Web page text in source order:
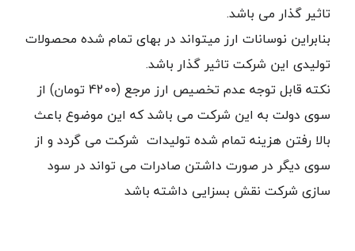
تاثیر گذار می باشد.
بنابراین نوسانات ارز میتواند در بهای تمام شده محصولات
تولیدی این شرکت تاثیر گذار باشد.
نکته قابل توجه عدم تخصیص ارز مرجع (4200 تومان) از
سوی دولت به این شرکت می باشد که این موضوع باعث
بالا رفتن هزینه تمام شده تولیدات شرکت می گردد و از
سوی دیگر در صورت داشتن صادرات می تواند در سود
سازی شرکت نقش بسزایی داشته باشد